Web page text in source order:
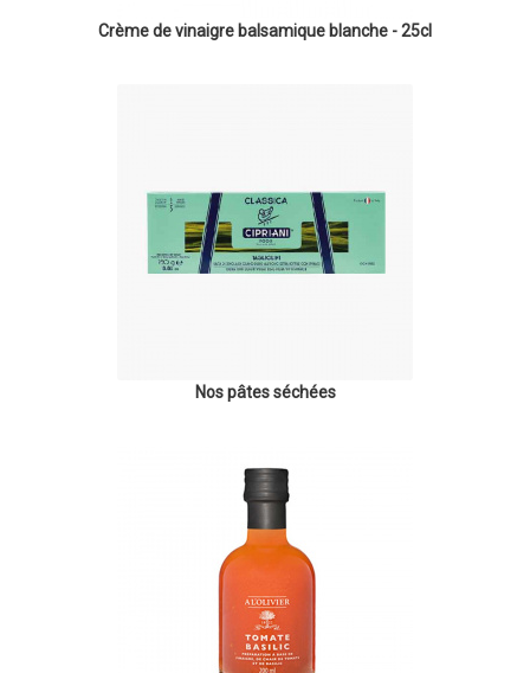
Crème de vinaigre balsamique blanche - 25cl
Nos pâtes séchées